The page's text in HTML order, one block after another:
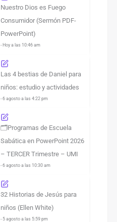
Nuestro Dios es Fuego
Consumidor (Sermón PDF-
PowerPoint)
- Hoy a las 10:46 am
Las 4 bestias de Daniel para
niños: estudio y actividades
- 6 agosto a las 4:22 pm
🗂️Programas de Escuela
Sabática en PowerPoint 2026
– TERCER Trimestre – UMI
- 6 agosto a las 10:30 am
32 Historias de Jesús para
niños (Ellen White)
- 5 agosto a las 5:59 pm